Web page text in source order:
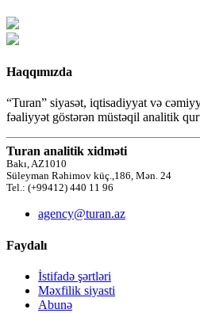
Haqqımızda
“Turan” siyasət, iqtisadiyyat və
fəaliyyət göstərən müstəqil analitik
Turan analitik xidməti
Bakı, AZ1010
Süleyman Rəhimov küç.,186, Mən. 24
Tel.: (+99412) 440 11 96
agency@turan.az
Faydalı
İstifadə şərtləri
Məxfilik siyasti
Abunə